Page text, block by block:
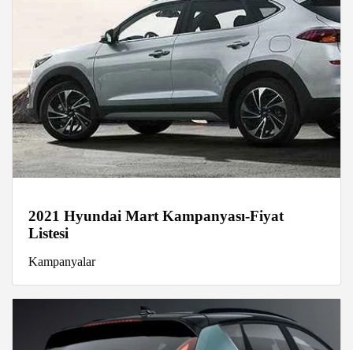
2021 Hyundai Mart Kampanyası-Fiyat
Listesi
Kampanyalar